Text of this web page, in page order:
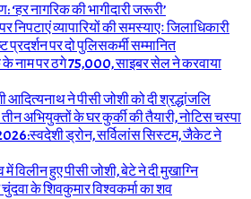
नागरिक की भागीदारी जरूरी’
व्यापारियों की समस्याएः जिलाधिकारी
प्रदर्शन पर दो पुलिसकर्मी सम्मानित
के नाम पर ठगे 75,000, साइबर सेल ने करवाया
आदित्यनाथ ने पीसी जोशी को दी श्रद्धांजलि
तीन अभियुक्तों के घर कुर्की की तैयारी, नोटिस चस्पा
ड्रोन, सर्विलांस सिस्टम, जैकेट ने
विलीन हुए पीसी जोशी, बेटे ने दी मुखाग्नि
चुंदवा के शिवकुमार विश्वकर्मा का शव